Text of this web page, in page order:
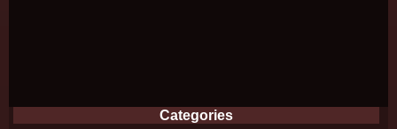
Categories